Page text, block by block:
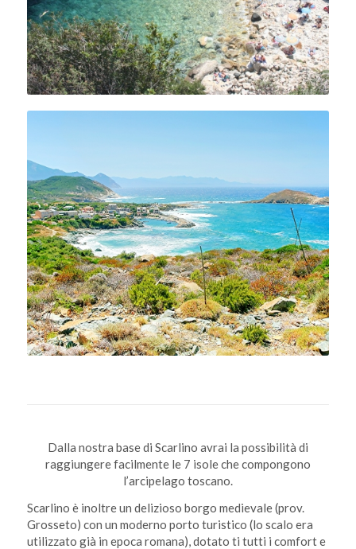
Dalla nostra base di Scarlino avrai la possibilità di
raggiungere facilmente le 7 isole che compongono
l’arcipelago toscano.
Scarlino è inoltre un delizioso borgo medievale (prov.
Grosseto) con un moderno porto turistico (lo scalo era
utilizzato già in epoca romana), dotato ti tutti i comfort e